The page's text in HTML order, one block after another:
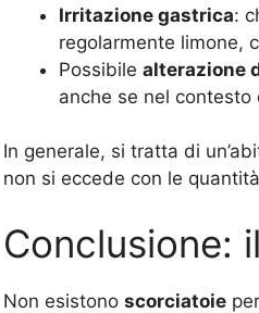
Irritazione gastrica:
regolarmente limone,
Possibile alterazione
anche se nel
In generale, si tratta di
non si eccede con le
Conclusione:
Non esistono scorciatoie